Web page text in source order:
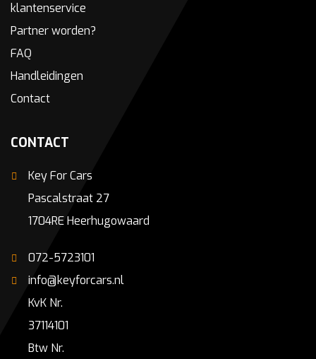
klantenservice
Partner worden?
FAQ
Handleidingen
Contact
CONTACT
Key For Cars
Pascalstraat 27
1704RE Heerhugowaard
072-5723101
info@keyforcars.nl
KvK Nr.
37114101
Btw Nr.